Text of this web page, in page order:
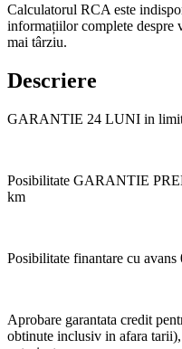
Calculatorul RCA este
informațiilor complete despre
mai târziu.
Descriere
GARANTIE 24 LUNI in
Posibilitate GARANTIE
km
Posibilitate finantare cu
Aprobare garantata credit
obtinute inclusiv in afara